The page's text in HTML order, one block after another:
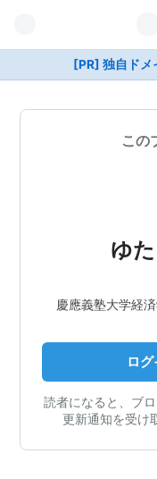
[PR] 独自ドメ
この
ゆ
慶應義塾大学経
ロ
読者になると、ブ
更新通知を受け